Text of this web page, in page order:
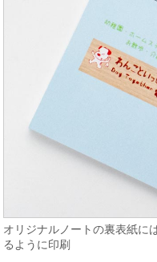
オリジナルノートの裏表紙に
るように印刷